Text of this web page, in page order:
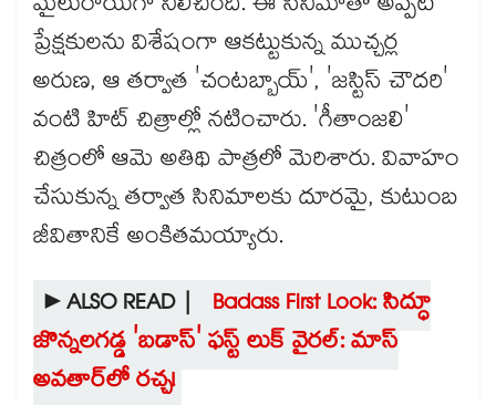
ప్రేక్షకులను విశేషంగా ఆకట్టుకున్న ముచ్చర్ల
అరుణ, ఆ తర్వాత 'చంటబ్బాయ్', 'జస్టిస్ చౌదరి'
వంటి హిట్ చిత్రాల్లో నటించారు. 'గీతాంజలి'
చిత్రంలో ఆమె అతిథి పాత్రలో మెరిశారు. వివాహం
చేసుకున్న తర్వాత సినిమాలకు దూరమై, కుటుంబ
జీవితానికే అంకితమయ్యారు.
►ALSO READ |
Badass First Look: సిద్ధూ
జొన్నలగడ్డ 'బడాస్' ఫస్ట్ లుక్ వైరల్: మాస్
అవతార్‌లో రచ్చ!